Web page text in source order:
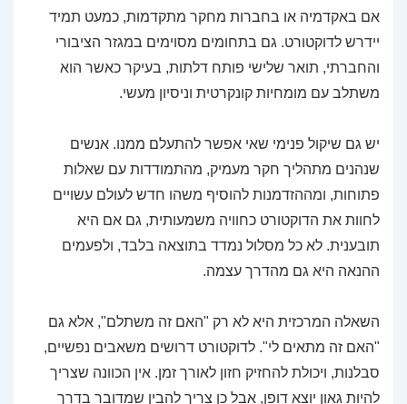
אם באקדמיה או בחברות מחקר מתקדמות, כמעט תמיד
יידרש לדוקטורט. גם בתחומים מסוימים במגזר הציבורי
והחברתי, תואר שלישי פותח דלתות, בעיקר כאשר הוא
משתלב עם מומחיות קונקרטית וניסיון מעשי.
יש גם שיקול פנימי שאי אפשר להתעלם ממנו. אנשים
שנהנים מתהליך חקר מעמיק, מהתמודדות עם שאלות
פתוחות, ומההזדמנות להוסיף משהו חדש לעולם עשויים
לחוות את הדוקטורט כחוויה משמעותית, גם אם היא
תובענית. לא כל מסלול נמדד בתוצאה בלבד, ולפעמים
ההנאה היא גם מהדרך עצמה.
השאלה המרכזית היא לא רק "האם זה משתלם", אלא גם
"האם זה מתאים לי". לדוקטורט דרושים משאבים נפשיים,
סבלנות, ויכולת להחזיק חזון לאורך זמן. אין הכוונה שצריך
להיות גאון יוצא דופן, אבל כן צריך להבין שמדובר בדרך